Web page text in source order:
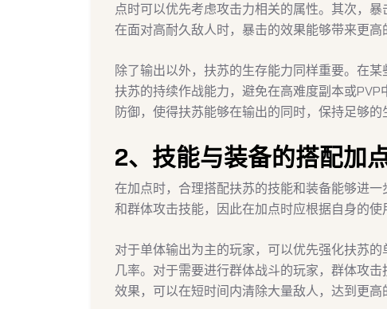
点时可以优先考虑攻击力相关的属性。其次，
在面对高耐久敌人时，暴击的效果能够带来更高
除了输出以外，扶苏的生存能力同样重要。在
扶苏的持续作战能力，避免在高难度副本或
防御，使得扶苏能够在输出的同时，保持足够的
2、技能与装备的搭配加
在加点时，合理搭配扶苏的技能和装备能够进
和群体攻击技能，因此在加点时应根据自身的使
对于单体输出为主的玩家，可以优先强化扶苏
几率。对于需要进行群体战斗的玩家，群体攻
效果，可以在短时间内清除大量敌人，达到更高